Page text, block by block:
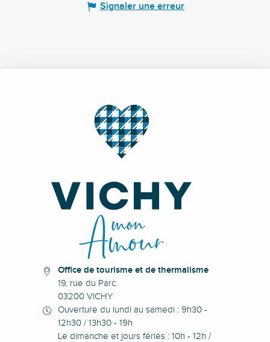
Signaler une erreur
Office de tourisme et de thermalisme
19, rue du Parc.
03200 VICHY
Ouverture du lundi au samedi : 9h30 -
12h30 / 13h30 - 19h
Le dimanche et jours fériés : 10h - 12h /